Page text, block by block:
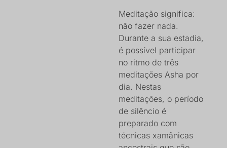
Meditação significa:
não fazer nada.
Durante a sua estadia,
é possível participar
no ritmo de três
meditações Asha por
dia. Nestas
meditações, o período
de silêncio é
preparado com
técnicas xamânicas